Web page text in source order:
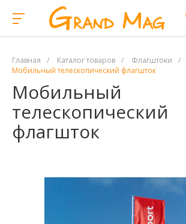
Главная / Каталог товаров / Флагштоки
/
Мобильный телескопический флагшток
Мобильный
телескопический
флагшток